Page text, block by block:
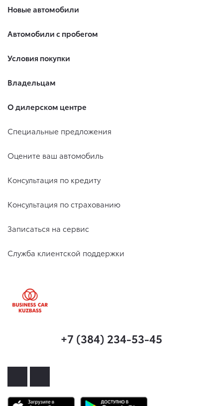
Новые автомобили
Автомобили с пробегом
Условия покупки
Владельцам
О дилерском центре
Специальные предложения
Оцените ваш автомобиль
Консультация по кредиту
Консультация по страхованию
Записаться на сервис
Служба клиентской поддержки
+7 (384) 234-53-45